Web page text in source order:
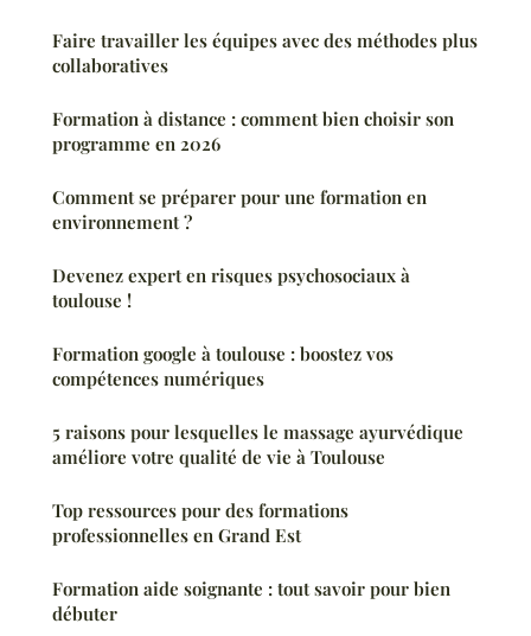
Faire travailler les équipes avec des méthodes plus
collaboratives
Formation à distance : comment bien choisir son
programme en 2026
Comment se préparer pour une formation en
environnement ?
Devenez expert en risques psychosociaux à
toulouse !
Formation google à toulouse : boostez vos
compétences numériques
5 raisons pour lesquelles le massage ayurvédique
améliore votre qualité de vie à Toulouse
Top ressources pour des formations
professionnelles en Grand Est
Formation aide soignante : tout savoir pour bien
débuter